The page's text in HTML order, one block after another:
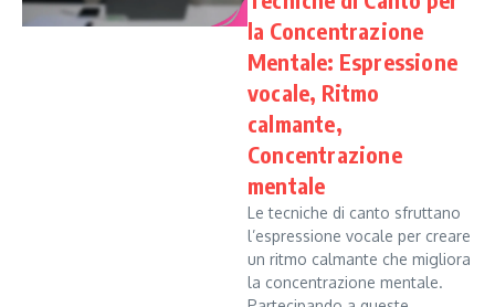
la Concentrazione
Mentale: Espressione
vocale, Ritmo
calmante,
Concentrazione
mentale
Le tecniche di canto sfruttano
l’espressione vocale per creare
un ritmo calmante che migliora
la concentrazione mentale.